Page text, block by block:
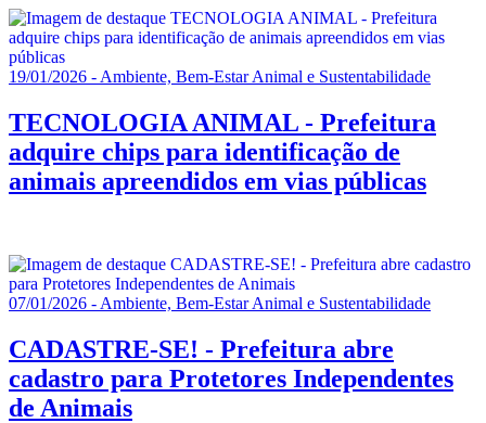
19/01/2026 - Ambiente, Bem-Estar Animal e Sustentabilidade
TECNOLOGIA ANIMAL - Prefeitura
adquire chips para identificação de
animais apreendidos em vias públicas
07/01/2026 - Ambiente, Bem-Estar Animal e Sustentabilidade
CADASTRE-SE! - Prefeitura abre
cadastro para Protetores Independentes
de Animais